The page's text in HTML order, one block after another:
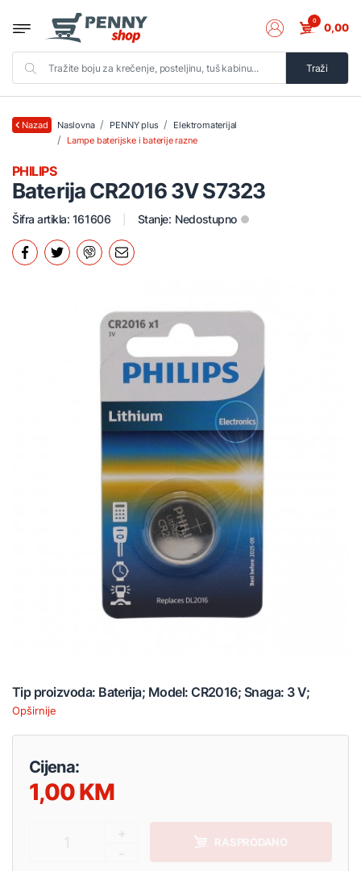
Traži
0 0,00
Nazad Naslovna PENNY plus
Elektromaterijal
Lampe baterijske i baterije razne
Baterija CR2016 3V S7323
PHILIPS
Šifra artikla: 161606 Stanje: Nedostupno
Tip proizvoda: Baterija; Model: CR2016; Snaga: 3 V;
Opširnije
Cijena:
1,00
RASPRODANO